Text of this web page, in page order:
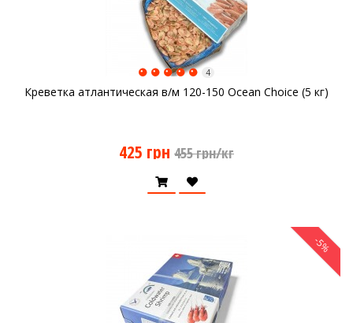
Креветка атлантическая в/м 120-150 Ocean Choice (5 кг)
4
425 грн 455 грн/кг
-5%